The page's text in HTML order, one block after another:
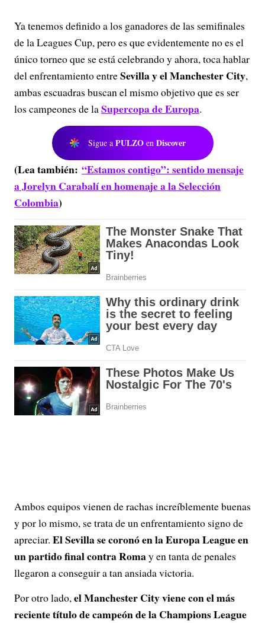
Ya tenemos definido a los ganadores de las semifinales
de la Leagues Cup, pero es que evidentemente no es el
único torneo que se está celebrando y ahora, toca hablar
del enfrentamiento entreSevilla y el Manchester City,
ambas escuadras buscan el mismo objetivo que es ser
los campeones de laSupercopa de Europa.
Sigue a PULZO en Discover
(Lea también: “Estamos contigo”: sentido mensaje
a Jorelyn Carabalí en homenaje a la Selección
Colombia)
Ambos equipos vienen de rachas increíblemente buenas
y por lo mismo, se trata de un enfrentamiento signo de
apreciar. El Sevilla se coronó en la Europa League en
un partido final contra Romay en tanta de penales
llegaron a conseguir a tan ansiada victoria.
Por otro lado,el Manchester City viene con el más
reciente título de campeón de la Champions League